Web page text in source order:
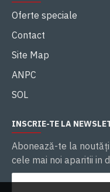
Oferte speciale
Contact
Site Map
ANPC
SOL
INSCRIE-TE LA
Abonează-te la
cele mai noi aparitii in